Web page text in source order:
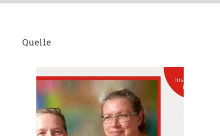
Quelle